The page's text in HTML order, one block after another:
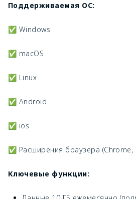
Поддерживаемая ОС:
✅ Windows
✅ macOS
✅ Linux
✅ Android
✅ ios
✅ Расширения браузера (Chrome,
Ключевые функции: